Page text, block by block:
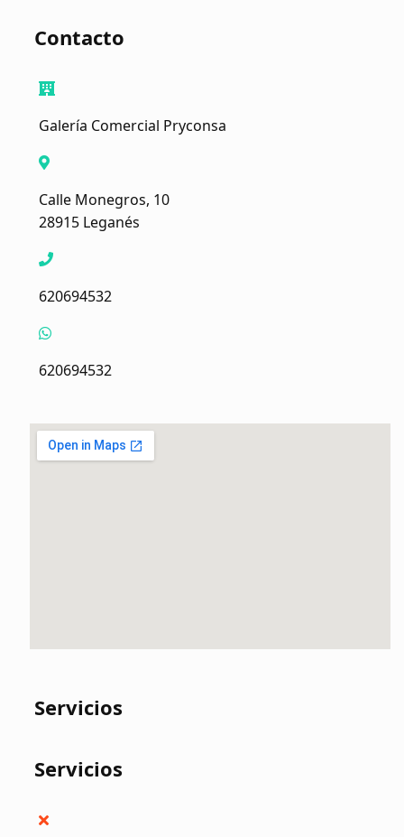
Contacto
Galería Comercial Pryconsa
Calle Monegros, 10
28915 Leganés
620694532
620694532
Servicios
Servicios